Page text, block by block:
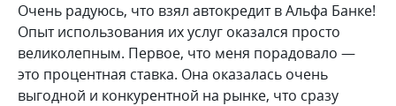
Очень радуюсь, что взял автокредит в Альфа Банке!
Опыт использования их услуг оказался просто
великолепным. Первое, что меня порадовало —
это процентная ставка. Она оказалась очень
выгодной и конкурентной на рынке, что сразу